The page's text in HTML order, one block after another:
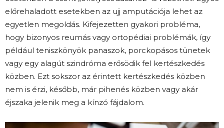
előrehaladott esetekben az ujj amputációja lehet az
egyetlen megoldás. Kifejezetten gyakori probléma,
hogy bizonyos reumás vagy ortopédiai problémák, így
például teniszkönyök panaszok, porckopásos tünetek
vagy egy alagút szindróma erősödik fel kertészkedés
közben. Ezt sokszor az érintett kertészkedés közben
nem is érzi, később, már pihenés közben vagy akár
éjszaka jelenik meg a kínzó fájdalom.